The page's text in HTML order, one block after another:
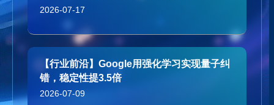
2026-07-17
【行业前沿】Google用强化学习实现量子纠
错，稳定性提3.5倍
2026-07-09